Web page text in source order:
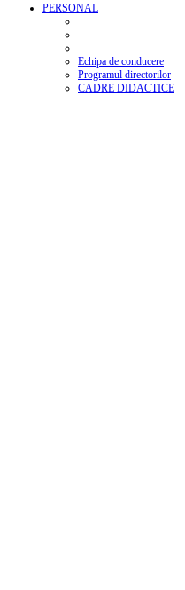
PERSONAL
Echipa de conducere
Programul directorilor
CADRE DIDACTICE